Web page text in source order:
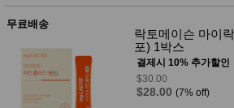
무료배송
락토메이슨 마이
포) 1박스
결제시 10% 추가할인
$30.00
$28.00 (7% off)